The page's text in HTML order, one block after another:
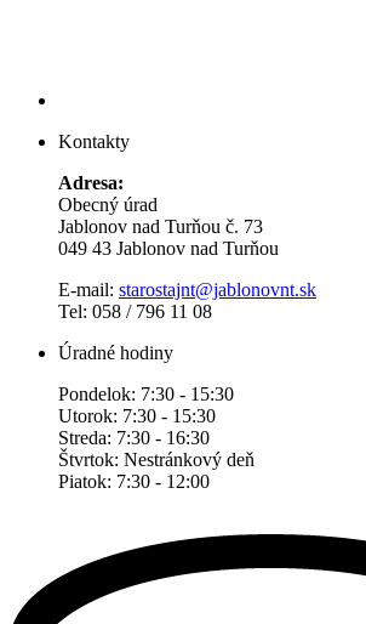
Kontakty
Adresa:
Obecný úrad
Jablonov nad Turňou č. 73
049 43 Jablonov nad Turňou
E-mail: starostajnt@jablonovnt.sk
Tel: 058 / 796 11 08
Úradné hodiny
Pondelok: 7:30 - 15:30
Utorok: 7:30 - 15:30
Streda: 7:30 - 16:30
Štvrtok: Nestránkový deň
Piatok: 7:30 - 12:00